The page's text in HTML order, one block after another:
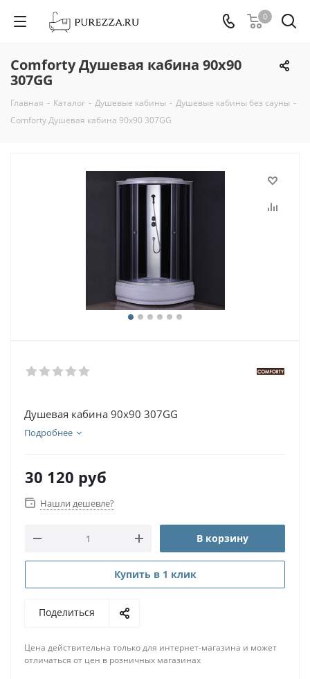
0
Comforty Душевая кабина 90x90
307GG
Главная - Каталог - Душевые кабины - Душевые кабины без сауны -
Comforty Душевая кабина 90x90 307GG
Душевая кабина 90x90 307GG
Подробнее
30 120 руб
Нашли дешевле?
В корзину
Купить в 1 клик
Поделиться
Цена действительна только для интернет-магазина и может
отличаться от цен в розничных магазинах